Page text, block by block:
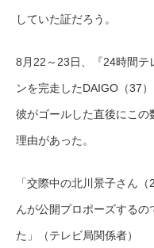
していた証だろう。
8月22～23日、『24時間テ
ンを完走したDAIGO（37）
彼がゴールした直後にこの
理由があった。
「交際中の北川景子さん
んが公開プロポーズする
た」（テレビ局関係者）